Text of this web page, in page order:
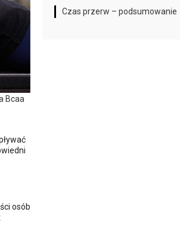
Bcaa
osób
Czas przerw – podsumowanie